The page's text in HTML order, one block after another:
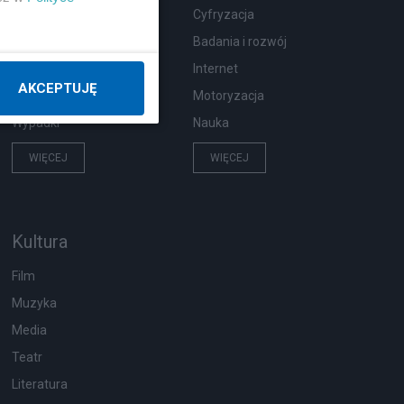
Ekologia
Wypadki
WIĘCEJ
Cyfryzacja
Badania i rozwój
Internet
Motoryzacja
Nauka
WIĘCEJ
Kultura
Film
Muzyka
Media
Teatr
Literatura
AKCEPTUJĘ